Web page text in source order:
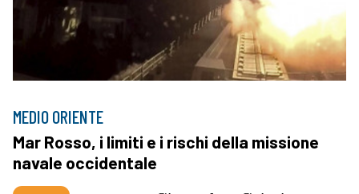
MEDIO ORIENTE
Mar Rosso, i limiti e i rischi della missione
navale occidentale